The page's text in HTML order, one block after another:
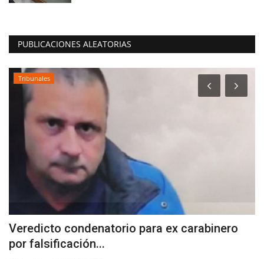
PUBLICACIONES ALEATORIAS
Tribunales
Veredicto condenatorio para ex carabinero
por falsificación...